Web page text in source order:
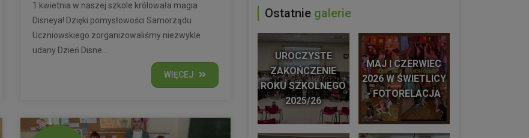
1 kwietnia w naszej szkole królowała magia
Disneya! Dzięki pomysłowości Samorządu
Uczniowskiego zorganizowaliśmy niezwykle
udany Dzień Disne...
WIĘCEJ
Ostatnie galerie
UROCZYSTE
ZAKOŃCZENIE
ROKU SZKOLNEGO
2025/26
MAJ I CZERWIEC
2026 W ŚWIETLICY
- FOTORELACJA